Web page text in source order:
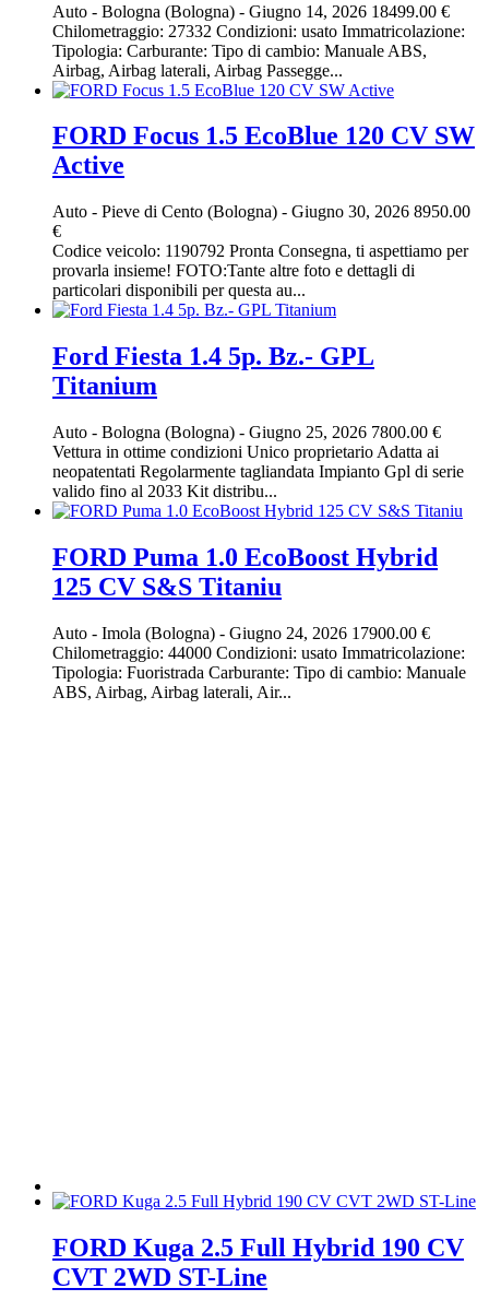
Auto - Bologna (Bologna) - Giugno 14, 2026 18499.00 €
Chilometraggio: 27332 Condizioni: usato Immatricolazione:
Tipologia: Carburante: Tipo di cambio: Manuale ABS,
Airbag, Airbag laterali, Airbag Passegge...
FORD Focus 1.5 EcoBlue 120 CV SW
Active
Auto - Pieve di Cento (Bologna) - Giugno 30, 2026 8950.00
€
Codice veicolo: 1190792 Pronta Consegna, ti aspettiamo per
provarla insieme! FOTO:Tante altre foto e dettagli di
particolari disponibili per questa au...
Ford Fiesta 1.4 5p. Bz.- GPL
Titanium
Auto - Bologna (Bologna) - Giugno 25, 2026 7800.00 €
Vettura in ottime condizioni Unico proprietario Adatta ai
neopatentati Regolarmente tagliandata Impianto Gpl di serie
valido fino al 2033 Kit distribu...
FORD Puma 1.0 EcoBoost Hybrid
125 CV S&S Titaniu
Auto - Imola (Bologna) - Giugno 24, 2026 17900.00 €
Chilometraggio: 44000 Condizioni: usato Immatricolazione:
Tipologia: Fuoristrada Carburante: Tipo di cambio: Manuale
ABS, Airbag, Airbag laterali, Air...
FORD Kuga 2.5 Full Hybrid 190 CV
CVT 2WD ST-Line